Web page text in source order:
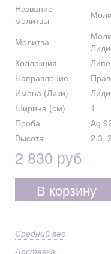
Название
молитвы
Молитва
Коллекция
Направление
Имена (Лики)
Ширина (см)
1
Проба
Ag
Высота
2.3, 2
2 830 руб
В корзину
Средний вес
Доставка